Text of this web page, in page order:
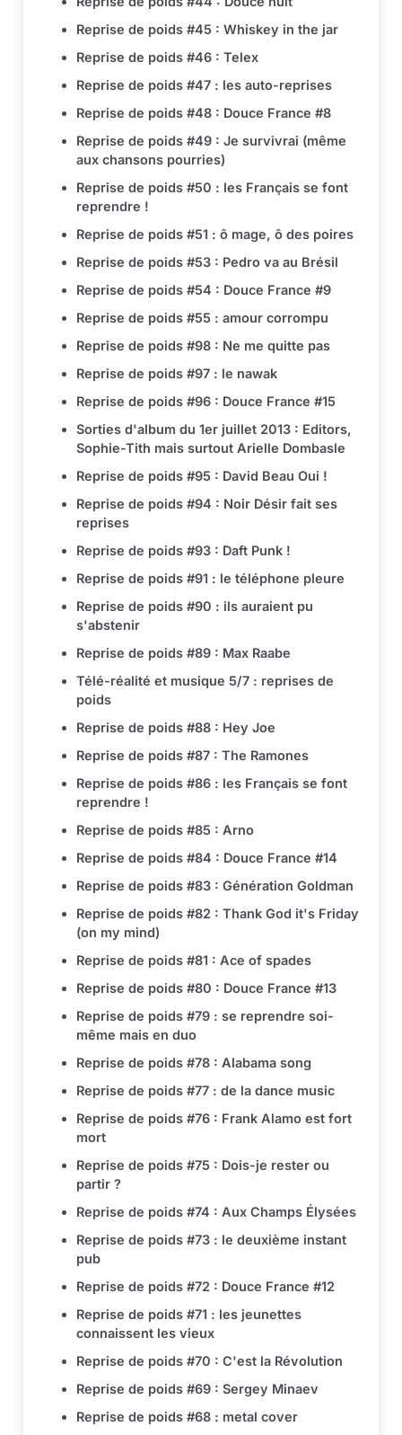
Reprise de poids #45 : Whiskey in the jar
Reprise de poids #46 : Telex
Reprise de poids #47 : les auto-reprises
Reprise de poids #48 : Douce France #8
Reprise de poids #49 : Je survivrai (même
aux chansons pourries)
Reprise de poids #50 : les Français se font
reprendre !
Reprise de poids #51 : ô mage, ô des poires
Reprise de poids #53 : Pedro va au Brésil
Reprise de poids #54 : Douce France #9
Reprise de poids #55 : amour corrompu
Reprise de poids #98 : Ne me quitte pas
Reprise de poids #97 : le nawak
Reprise de poids #96 : Douce France #15
Sorties d'album du 1er juillet 2013 : Editors,
Sophie-Tith mais surtout Arielle Dombasle
Reprise de poids #95 : David Beau Oui !
Reprise de poids #94 : Noir Désir fait ses
reprises
Reprise de poids #93 : Daft Punk !
Reprise de poids #91 : le téléphone pleure
Reprise de poids #90 : ils auraient pu
s'abstenir
Reprise de poids #89 : Max Raabe
Télé-réalité et musique 5/7 : reprises de
poids
Reprise de poids #88 : Hey Joe
Reprise de poids #87 : The Ramones
Reprise de poids #86 : les Français se font
reprendre !
Reprise de poids #85 : Arno
Reprise de poids #84 : Douce France #14
Reprise de poids #83 : Génération Goldman
Reprise de poids #82 : Thank God it's Friday
(on my mind)
Reprise de poids #81 : Ace of spades
Reprise de poids #80 : Douce France #13
Reprise de poids #79 : se reprendre soi-
même mais en duo
Reprise de poids #78 : Alabama song
Reprise de poids #77 : de la dance music
Reprise de poids #76 : Frank Alamo est fort
mort
Reprise de poids #75 : Dois-je rester ou
partir ?
Reprise de poids #74 : Aux Champs Élysées
Reprise de poids #73 : le deuxième instant
pub
Reprise de poids #72 : Douce France #12
Reprise de poids #71 : les jeunettes
connaissent les vieux
Reprise de poids #70 : C'est la Révolution
Reprise de poids #69 : Sergey Minaev
Reprise de poids #68 : metal cover